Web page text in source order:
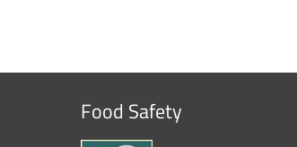
Food Safety